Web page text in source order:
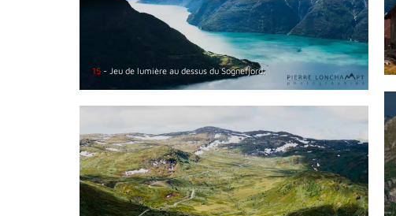
15 - Jeu de lumière au dessus du Sognefjord.